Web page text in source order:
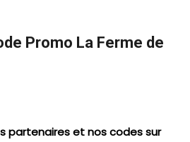
Promo La Ferme de
partenaires et nos codes sur